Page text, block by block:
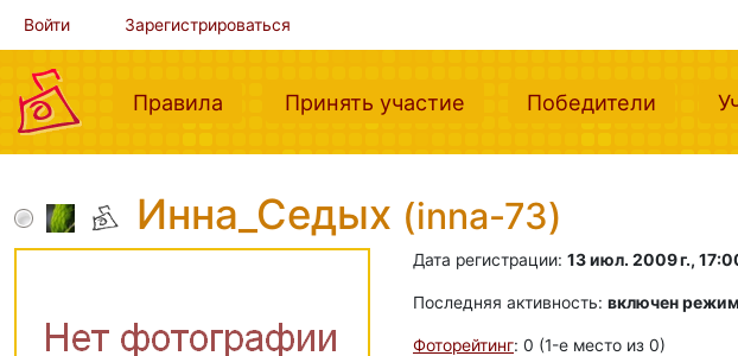
Войти Зарегистрироваться
Правила (current)Принять участие (current)Победители
Инна_Седых (inna-73)
Дата регистрации: 13 июл. 2009 г.,
Последняя активность: включен
Фоторейтинг: 0 (1-e место из 0)